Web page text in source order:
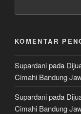
KOMENTAR
Supardanipada
Cimahi Bandung
Supardanipada
Cimahi Bandung